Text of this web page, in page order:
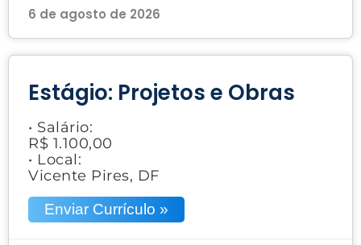
6 de agosto de 2026
Estágio: Projetos e Obras
• Salário:
R$ 1.100,00
• Local:
Vicente Pires, DF
Enviar Currículo »